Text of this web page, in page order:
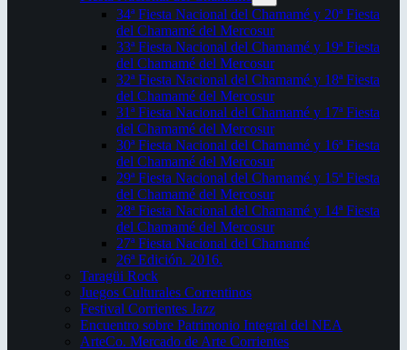
34ª Fiesta Nacional del Chamamé y 20ª Fiesta
del Chamamé del Mercosur
33ª Fiesta Nacional del Chamamé y 19ª Fiesta
del Chamamé del Mercosur
32ª Fiesta Nacional del Chamamé y 18ª Fiesta
del Chamamé del Mercosur
31ª Fiesta Nacional del Chamamé y 17ª Fiesta
del Chamamé del Mercosur
30ª Fiesta Nacional del Chamamé y 16ª Fiesta
del Chamamé del Mercosur
29ª Fiesta Nacional del Chamamé y 15ª Fiesta
del Chamamé del Mercosur
28ª Fiesta Nacional del Chamamé y 14ª Fiesta
del Chamamé del Mercosur
27ª Fiesta Nacional del Chamamé
26ª Edición. 2016.
Taragüi Rock
Juegos Culturales Correntinos
Festival Corrientes Jazz
Encuentro sobre Patrimonio Integral del NEA
ArteCo. Mercado de Arte Corrientes